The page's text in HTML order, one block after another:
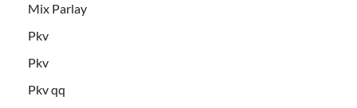
Mix Parlay
Pkv
Pkv
Pkv qq